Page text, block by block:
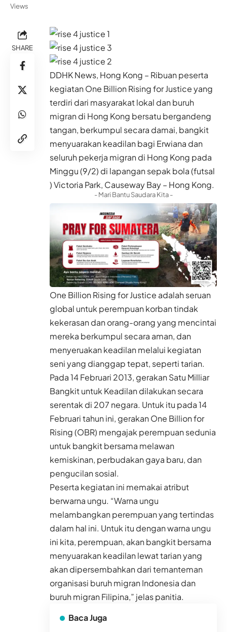
Views
SHARE
DDHK News, Hong Kong – Ribuan peserta
kegiatan One Billion Rising for Justice yang
terdiri dari masyarakat lokal dan buruh
migran di Hong Kong bersatu bergandeng
tangan, berkumpul secara damai, bangkit
menyuarakan keadilan bagi Erwiana dan
seluruh pekerja migran di Hong Kong pada
Minggu (9/2) di lapangan sepak bola (futsal
) Victoria Park, Causeway Bay – Hong Kong.
- Mari Bantu Saudara Kita -
One Billion Rising for Justice adalah seruan
global untuk perempuan korban tindak
kekerasan dan orang-orang yang mencintai
mereka berkumpul secara aman, dan
menyeruakan keadilan melalui kegiatan
seni yang dianggap tepat, seperti tarian.
Pada 14 Februari 2013, gerakan Satu Milliar
Bangkit untuk Keadilan dilakukan secara
serentak di 207 negara. Untuk itu pada 14
Februari tahun ini, gerakan One Billion for
Rising (OBR) mengajak perempuan sedunia
untuk bangkit bersama melawan
kemiskinan, perbudakan gaya baru, dan
pengucilan sosial.
Peserta kegiatan ini memakai atribut
berwarna ungu. “Warna ungu
melambangkan perempuan yang tertindas
dalam hal ini. Untuk itu dengan warna ungu
ini kita, perempuan, akan bangkit bersama
menyuarakan keadilan lewat tarian yang
akan dipersembahkan dari temanteman
organisasi buruh migran Indonesia dan
buruh migran Filipina,” jelas panitia.
Baca Juga